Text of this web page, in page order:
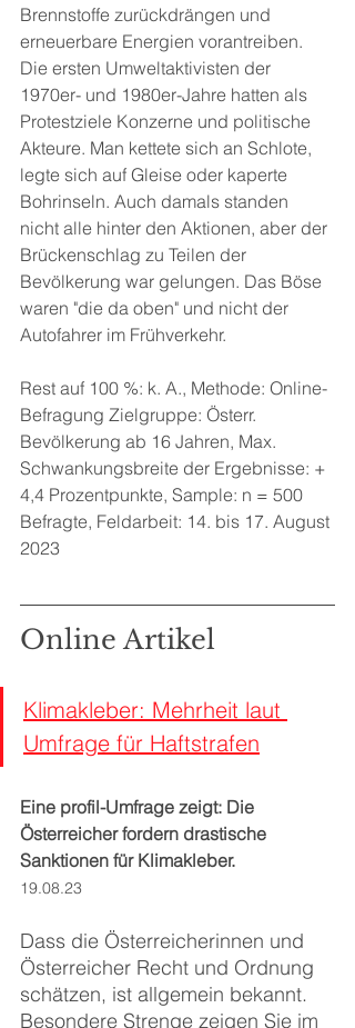
Brennstoffe zurückdrängen und
erneuerbare Energien vorantreiben.
Die ersten Umweltaktivisten der
1970er- und 1980er-Jahre hatten als
Protestziele Konzerne und politische
Akteure. Man kettete sich an Schlote,
legte sich auf Gleise oder kaperte
Bohrinseln. Auch damals standen
nicht alle hinter den Aktionen, aber der
Brückenschlag zu Teilen der
Bevölkerung war gelungen. Das Böse
waren "die da oben" und nicht der
Autofahrer im Frühverkehr.
Rest auf 100 %: k. A., Methode: Online-
Befragung Zielgruppe: Österr.
Bevölkerung ab 16 Jahren, Max.
Schwankungsbreite der Ergebnisse: +
4,4 Prozentpunkte, Sample: n = 500
Befragte, Feldarbeit: 14. bis 17. August
2023
Online Artikel
Klimakleber: Mehrheit laut
Umfrage für Haftstrafen
Eine profil-Umfrage zeigt: Die
Österreicher fordern drastische
Sanktionen für Klimakleber.
19.08.23
Dass die Österreicherinnen und
Österreicher Recht und Ordnung
schätzen, ist allgemein bekannt.
Besondere Strenge zeigen Sie im